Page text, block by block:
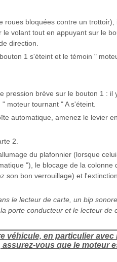
roues bloquées contre un trottoir),
volant tout en appuyant sur le
direction.
1 s'éteint et le témoin "
pression brève sur le bouton 1 : il
moteur tournant " A s'éteint.
automatique, amenez le levier
2.
du plafonnier (lorsque
"), le blocage de la colonne
son bon verrouillage) et
le lecteur de carte, un bip sonore
porte conducteur et le lecteur de
véhicule, en particulier avec
vous que le moteur